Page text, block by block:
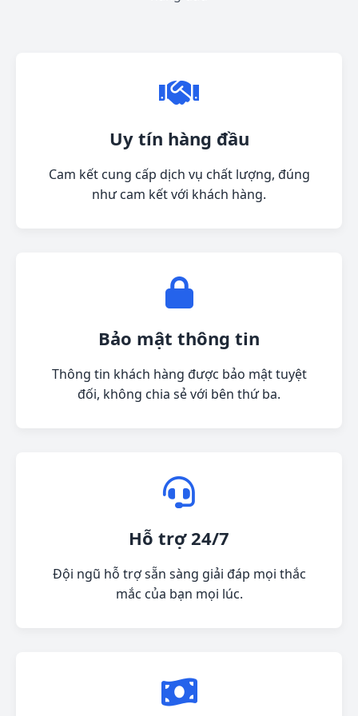
Uy tín hàng đầu
Cam kết cung cấp dịch vụ chất lượng, đúng
như cam kết với khách hàng.
Bảo mật thông tin
Thông tin khách hàng được bảo mật tuyệt
đối, không chia sẻ với bên thứ ba.
Hỗ trợ 24/7
Đội ngũ hỗ trợ sẵn sàng giải đáp mọi thắc
mắc của bạn mọi lúc.